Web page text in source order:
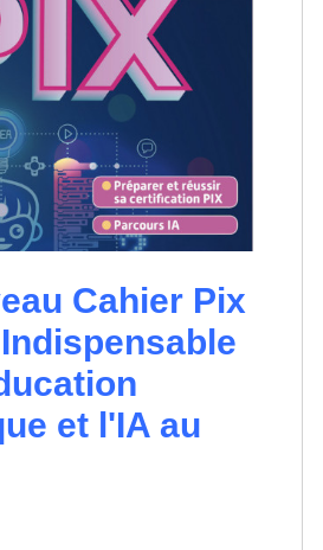
Cahier Pix
et l'IA au